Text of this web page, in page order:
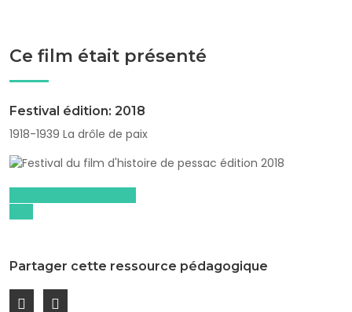
Ce film était présenté
Festival édition: 2018
1918-1939 La drôle de paix
Partager cette ressource pédagogique